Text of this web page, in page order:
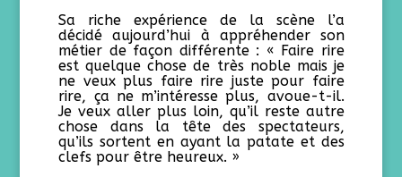
Sa riche expérience de la scène l’a
décidé aujourd’hui à appréhender son
métier de façon différente : « Faire rire
est quelque chose de très noble mais je
ne veux plus faire rire juste pour faire
rire, ça ne m’intéresse plus, avoue-t-il.
Je veux aller plus loin, qu’il reste autre
chose dans la tête des spectateurs,
qu’ils sortent en ayant la patate et des
clefs pour être heureux. »